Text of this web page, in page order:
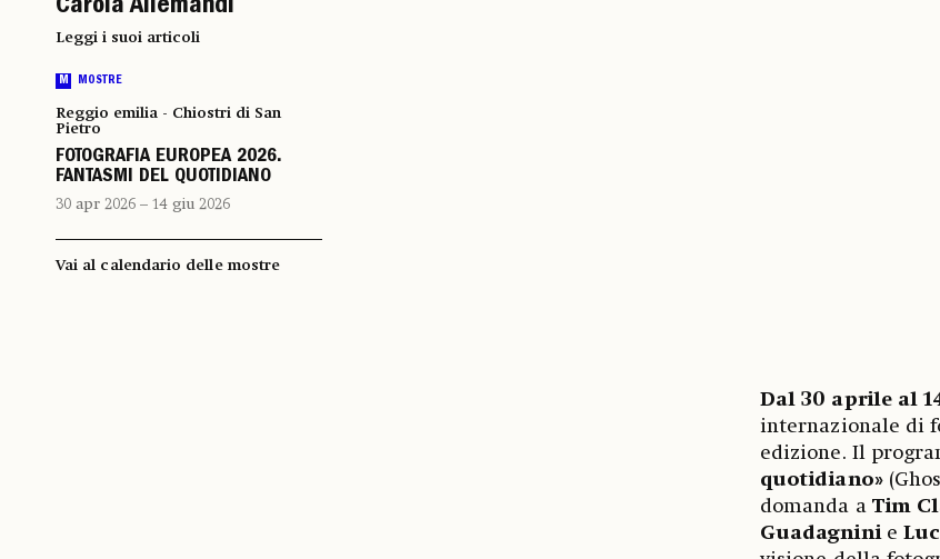
Carola Allemandi
Leggi i suoi articoli
M MOSTRE
Reggio emilia - Chiostri di San
Pietro
FOTOGRAFIA EUROPEA 2026.
FANTASMI DEL QUOTIDIANO
30 apr 2026 – 14 giu 2026
Vai al calendario delle mostre
Dal 30 aprile al
internazionale di
edizione. Il
quotidiano»
domanda aTim
Guadagninie